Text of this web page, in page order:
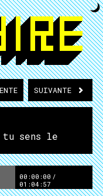
SUIVANTE
tu sens le
00:00:00 /
01:04:57